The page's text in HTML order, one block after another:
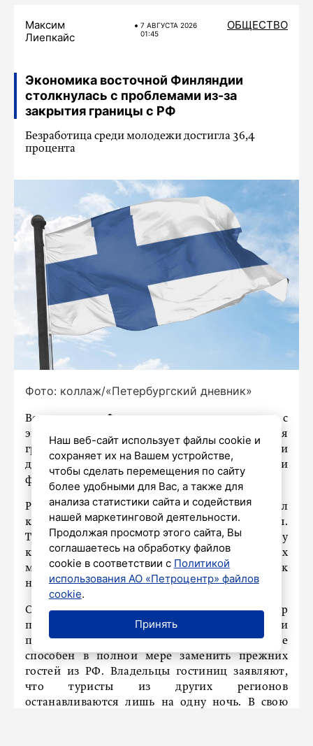
Максим
Лиепкайс
7 АВГУСТА 2026
01:45
ОБЩЕСТВО
Экономика восточной Финляндии
столкнулась с проблемами из-за
закрытия границы с РФ
Безработица среди молодежи достигла 36,4
процента
Фото: коллаж/«Петербургский дневник»
Восточная Финляндия столкнулась с
экономическим кризисом из-за закрытия
границы с РФ. Безработица среди молодежи
достигла отметки в 36,4%, а гостиницы и
фермеры несут убытки.
Разрыв экономических связей с Россией привел
к упадку приграничных регионов страны.
Туристы из России годами составляли основу
клиентской базы в этих районах. В восточных
муниципалитетах также наблюдается отток
населения, передаетGazeta.SPb.
Отмечается, что местный туристический сектор
поддерживается только внутренними
поездками финнов. При этом этот поток не
способен в полной мере заменить прежних
гостей из РФ. Владельцы гостиниц заявляют,
что туристы из других регионов
останавливаются лишь на одну ночь. В свою
Наш веб-сайт использует файлы cookie и
сохраняет их на Вашем устройстве,
чтобы сделать перемещения по сайту
более удобными для Вас, а также для
анализа статистики сайта и содействия
нашей маркетинговой деятельности.
Продолжая просмотр этого сайта, Вы
соглашаетесь на обработку файлов
cookie в соответствии с Политикой
использования АО «Петроцентр» файлов
cookie.
Принять